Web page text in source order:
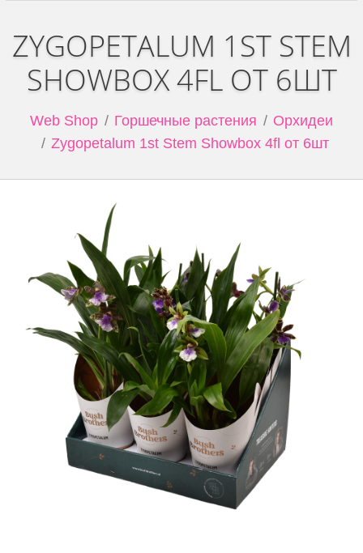
ZYGOPETALUM 1ST STEM
SHOWBOX 4FL ОТ 6ШТ
Web Shop Горшечные растения
Орхидеи
Zygopetalum 1st Stem Showbox 4fl от 6шт